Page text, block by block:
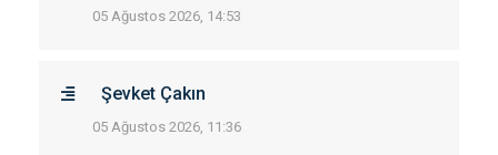
05 Ağustos 2026, 14:53
Şevket Çakın
05 Ağustos 2026, 11:36